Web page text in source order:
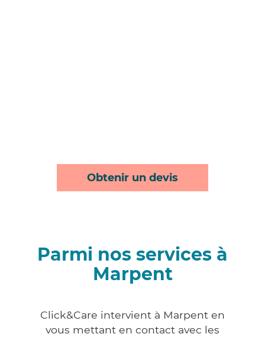
Obtenir un devis
Parmi nos services à
Marpent
Click&Care intervient à Marpent en
vous mettant en contact avec les